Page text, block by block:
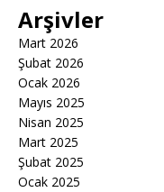
Arşivler
Mart 2026
Şubat 2026
Ocak 2026
Mayıs 2025
Nisan 2025
Mart 2025
Şubat 2025
Ocak 2025